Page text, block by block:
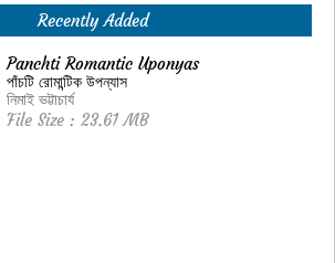
Recently Added
Panchti Romantic Uponyas
পাঁচটি রোমান্টিক উপন্যাস
নিমাই ভট্টাচার্য
File Size : 23.61 MB